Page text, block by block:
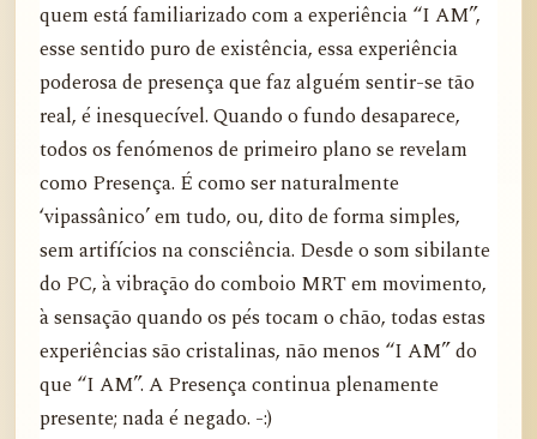
quem está familiarizado com a experiência “I AM”,
esse sentido puro de existência, essa experiência
poderosa de presença que faz alguém sentir-se tão
real, é inesquecível. Quando o fundo desaparece,
todos os fenómenos de primeiro plano se revelam
como Presença. É como ser naturalmente
‘vipassânico’ em tudo, ou, dito de forma simples,
sem artifícios na consciência. Desde o som sibilante
do PC, à vibração do comboio MRT em movimento,
à sensação quando os pés tocam o chão, todas estas
experiências são cristalinas, não menos “I AM” do
que “I AM”. A Presença continua plenamente
presente; nada é negado. -:)